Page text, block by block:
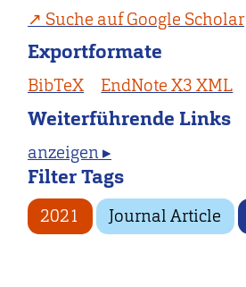
Suche auf Google Scholar
Exportformate
BibTeX EndNote X3 XML
Weiterführende Links
anzeigen ▸
Filter Tags
2021 Journal Article